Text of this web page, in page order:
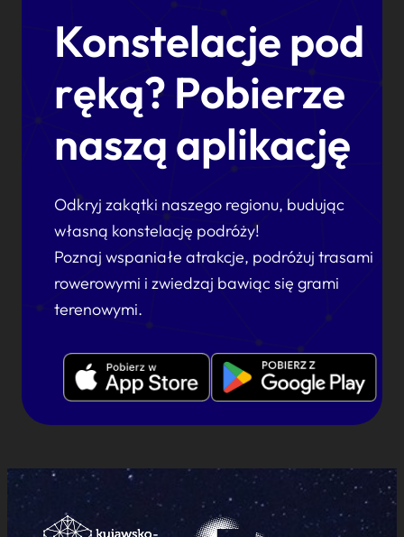
Konstelacje pod
ręką? Pobierze
naszą aplikację
Odkryj zakątki naszego regionu, budując
własną konstelację podróży!
Poznaj wspaniałe atrakcje, podróżuj trasami
rowerowymi i zwiedzaj bawiąc się grami
terenowymi.